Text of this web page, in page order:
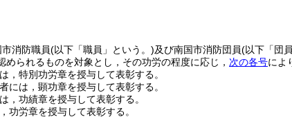
消防職員(以下「職員」という。)及び南国市消防団員(以下「団
められるものを対象とし，その功労の程度に応じ， 次の各号によ
，特別功労章を授与して表彰する。
には，顕功章を授与して表彰する。
，功績章を授与して表彰する。
功労章を授与して表彰する。